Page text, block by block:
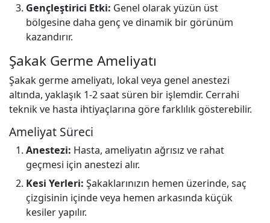
Gençleştirici Etki: Genel olarak yüzün üst
bölgesine daha genç ve dinamik bir görünüm
kazandırır.
Şakak Germe Ameliyatı
Şakak germe ameliyatı, lokal veya genel anestezi
altında, yaklaşık 1-2 saat süren bir işlemdir. Cerrahi
teknik ve hasta ihtiyaçlarına göre farklılık gösterebilir.
Ameliyat Süreci
Anestezi: Hasta, ameliyatın ağrısız ve rahat
geçmesi için anestezi alır.
Kesi Yerleri: Şakaklarınızın hemen üzerinde, saç
çizgisinin içinde veya hemen arkasında küçük
kesiler yapılır.